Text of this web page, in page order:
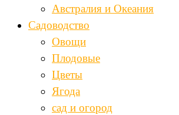
Австралия и Океания
Садоводство
Овощи
Плодовые
Цветы
Ягода
сад и огород